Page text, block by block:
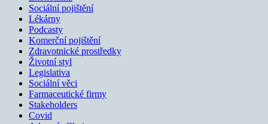
Sociální pojištění
Lékárny
Podcasty
Komerční pojištění
Zdravotnické prostředky
Životní styl
Legislativa
Sociální věci
Farmaceutické firmy
Stakeholders
Covid